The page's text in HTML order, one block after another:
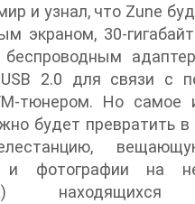
и узнал, что Zune
экраном, 30-
2.0 для связи с
тюнером. Но самое
будет превратить
и фотографии на
находящихся